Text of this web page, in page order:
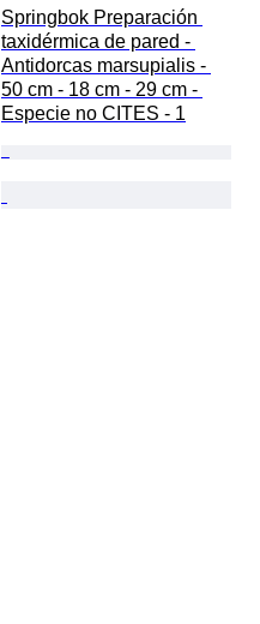
Springbok Preparación
taxidérmica de pared -
Antidorcas marsupialis -
50 cm - 18 cm - 29 cm -
Especie no CITES - 1